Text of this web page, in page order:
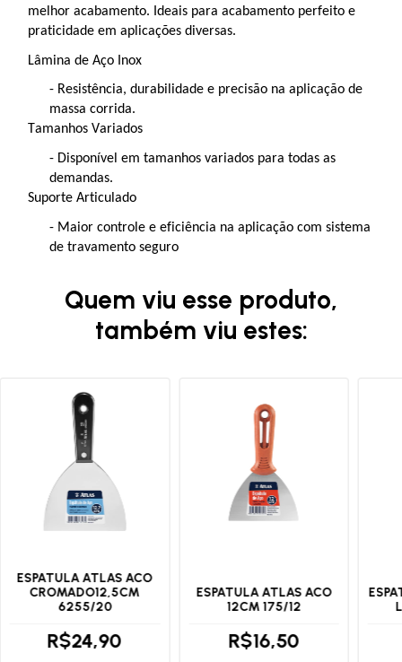
melhor acabamento. Ideais para acabamento perfeito e
praticidade em aplicações diversas.
Lâmina de Aço Inox
- Resistência, durabilidade e precisão na aplicação de
massa corrida.
Tamanhos Variados
- Disponível em tamanhos variados para todas as
demandas.
Suporte Articulado
- Maior controle e eficiência na aplicação com sistema
de travamento seguro
Quem viu esse produto,
também viu estes:
ESPATULA ATLAS ACO
CROMADO12,5CM
6255/20
R$24,90
ESPATULA ATLAS ACO
12CM 175/12
R$16,50